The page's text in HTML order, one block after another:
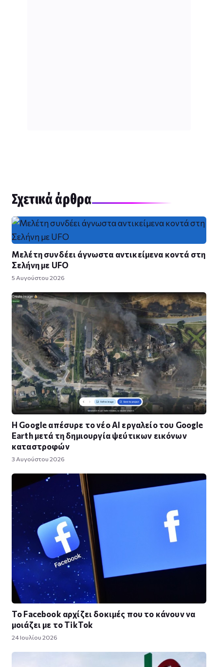
Σχετικά άρθρα
Μελέτη συνδέει άγνωστα αντικείμενα κοντά στη
Σελήνη με UFO
5 Αυγούστου 2026
Η Google απέσυρε το νέο AI εργαλείο του Google
Earth μετά τη δημιουργία ψεύτικων εικόνων
καταστροφών
3 Αυγούστου 2026
Το Facebook αρχίζει δοκιμές που το κάνουν να
μοιάζει με το TikTok
24 Ιουλίου 2026